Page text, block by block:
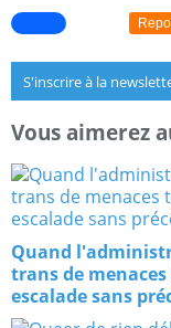
S'inscrire à la
Vous aimerez
Quand
trans de
escalade sans